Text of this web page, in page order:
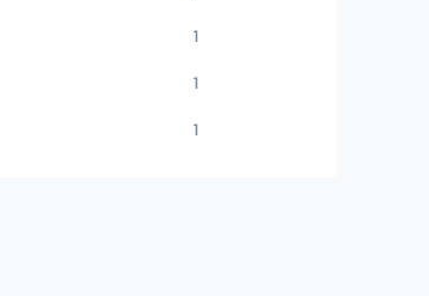
1
1
1